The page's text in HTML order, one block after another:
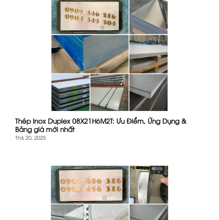
Thép Inox Duplex 08X21H6M2T: Ưu Điểm, Ứng Dụng &
Bảng giá mới nhất
Th6 20, 2025